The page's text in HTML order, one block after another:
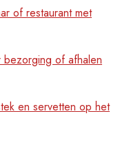
of restaurant met
bezorging of afhalen
en servetten op het